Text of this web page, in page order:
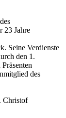
23 Jahre
Seine Verdienste
den 1.
des
Christof